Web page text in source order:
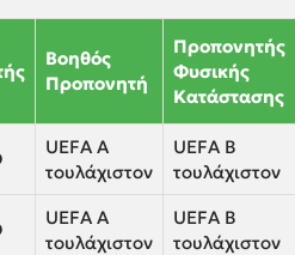
Βοηθός
Προπονητή
Προπονητής
Φυσικής
Κατάστασης
UEFA A
τουλάχιστον
UEFA B
τουλάχιστον
UEFA A
τουλάχιστον
UEFA B
τουλάχιστον